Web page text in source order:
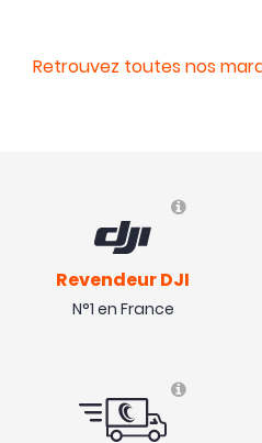
Retrouvez toutes nos
Revendeur DJI
N°1 en France